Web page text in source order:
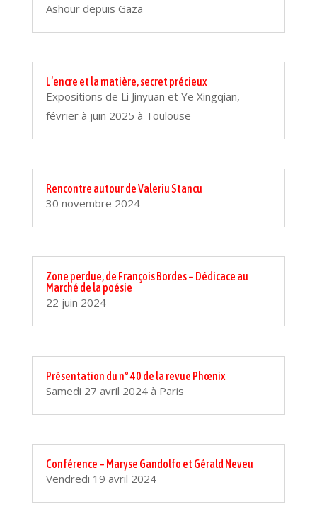
Ashour depuis Gaza
L’encre et la matière, secret précieux
Expositions de Li Jinyuan et Ye Xingqian,
février à juin 2025 à Toulouse
Rencontre autour de Valeriu Stancu
30 novembre 2024
Zone perdue, de François Bordes – Dédicace au
Marché de la poésie
22 juin 2024
Présentation du n° 40 de la revue Phœnix
Samedi 27 avril 2024 à Paris
Conférence – Maryse Gandolfo et Gérald Neveu
Vendredi 19 avril 2024